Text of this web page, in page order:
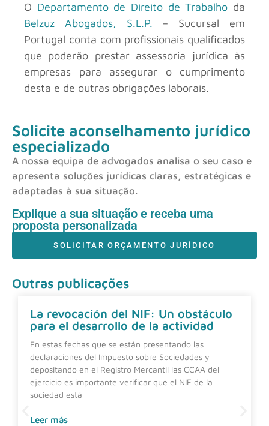
O Departamento de Direito de Trabalho da
Belzuz Abogados, S.L.P. – Sucursal em
Portugal conta com profissionais qualificados
que poderão prestar assessoria jurídica às
empresas para assegurar o cumprimento
desta e de outras obrigações laborais.
Solicite aconselhamento jurídico
especializado
A nossa equipa de advogados analisa o seu caso e
apresenta soluções jurídicas claras, estratégicas e
adaptadas à sua situação.
Explique a sua situação e receba uma
proposta personalizada
SOLICITAR ORÇAMENTO JURÍDICO
Outras publicações
La revocación del NIF: Un obstáculo
para el desarrollo de la actividad
En estas fechas que se están presentando las
declaraciones del Impuesto sobre Sociedades y
depositando en el Registro Mercantil las CCAA del
ejercicio es importante verificar que el NIF de la
sociedad está
Leer más